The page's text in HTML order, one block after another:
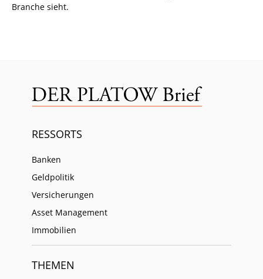
Branche sieht.
RESSORTS
Banken
Geldpolitik
Versicherungen
Asset Management
Immobilien
THEMEN